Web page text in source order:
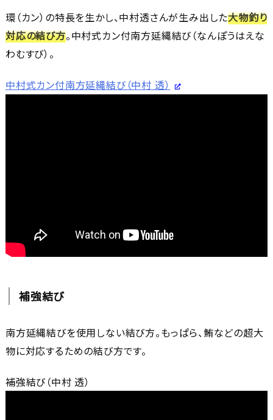
環（カン）の特長を生かし、中村透さんが生み出した大物釣り
対応の結び方。中村式カン付南方延縄結び（なんぽうはえな
わむすび）。
中村式カン付南方延縄結び（中村 透）
補強結び
南方延縄結びを使用しない結び方。もっぱら、鮪などの超大
物に対応するための結び方です。
補強結び（中村 透）